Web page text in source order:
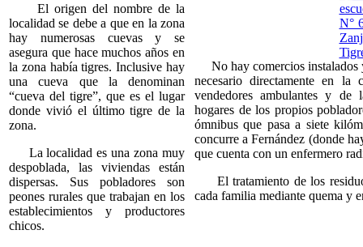
El origen del nombre de la
localidad se debe a que en la zona
hay numerosas cuevas y se
asegura que hace muchos años en
la zona había tigres. Inclusive hay
una cueva que la denominan
“cueva del tigre”, que es el lugar
donde vivió el último tigre de la
zona.
La localidad es una zona muy
despoblada, las viviendas están
dispersas. Sus pobladores son
peones rurales que trabajan en los
establecimientos y productores
chicos.
No hay comercios instalados
necesario directamente en
vendedores ambulantes y
hogares de los propios
ómnibus que pasa a siete
concurre a Fernández (donde
que cuenta con un enfermero
El tratamiento de los
cada familia mediante quema y